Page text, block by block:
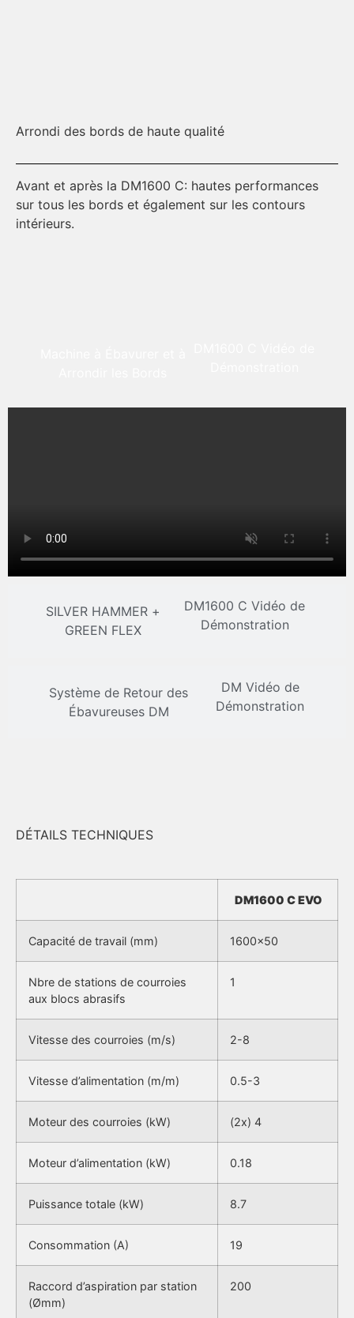
Arrondi des bords de haute qualité
Avant et après la DM1600 C: hautes performances
sur tous les bords et également sur les contours
intérieurs.
SILVER HAMMER +
GREEN FLEX
DM1600 C Vidéo de
Démonstration
Système de Retour des
Ébavureuses DM
DM Vidéo de
Démonstration
DÉTAILS TECHNIQUES
DM1600 C EVO
Capacité de travail (mm) 1600×50
Nbre de stations de courroies
aux blocs abrasifs
1
Vitesse des courroies (m/s) 2-8
Vitesse d’alimentation (m/m) 0.5-3
Moteur des courroies (kW) (2x) 4
Moteur d’alimentation (kW) 0.18
Puissance totale (kW) 8.7
Consommation (A) 19
Raccord d’aspiration par station
(Ømm)
200